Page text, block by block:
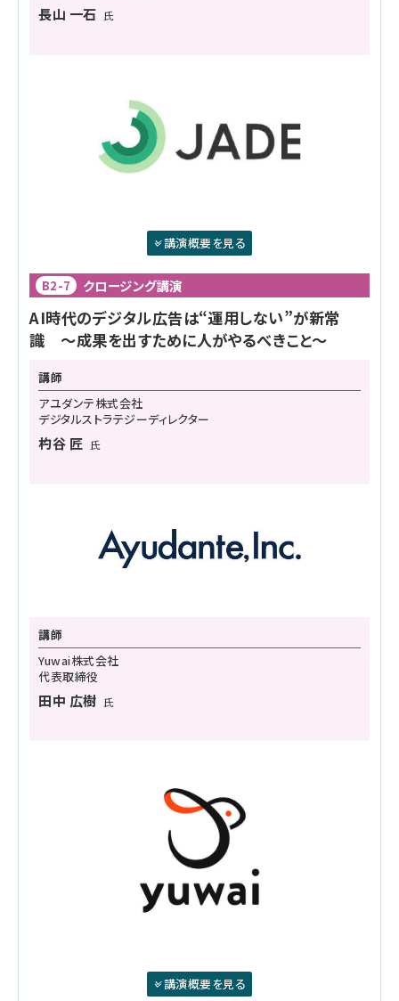
長山 一石 氏
講演概要を見る
B2-7 クロージング講演
AI時代のデジタル広告は“運用しない”が新常
識 ～成果を出すために人がやるべきこと～
講師
アユダンテ株式会社
デジタルストラテジーディレクター
杓谷 匠 氏
講師
Yuwai株式会社
代表取締役
田中 広樹 氏
講演概要を見る